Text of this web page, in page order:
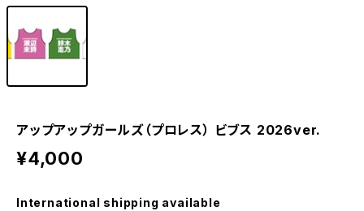
アップアップガールズ（プロレス） ビブス 2026ver.
¥4,000
International shipping available